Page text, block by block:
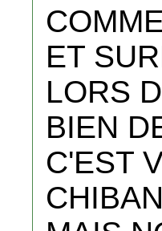
ET
LORS
BIEN
C'EST